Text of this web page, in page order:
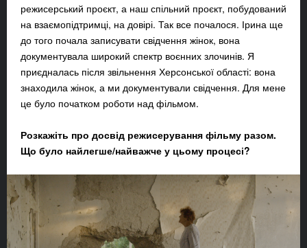
режисерський проєкт, а наш спільний проєкт, побудований
на взаємопідтримці, на довірі. Так все почалося. Ірина ще
до того почала записувати свідчення жінок, вона
документувала широкий спектр воєнних злочинів. Я
приєдналась після звільнення Херсонської області: вона
знаходила жінок, а ми документували свідчення. Для мене
це було початком роботи над фільмом.
Розкажіть про досвід режисерування фільму разом.
Що було найлегше/найважче у цьому процесі?